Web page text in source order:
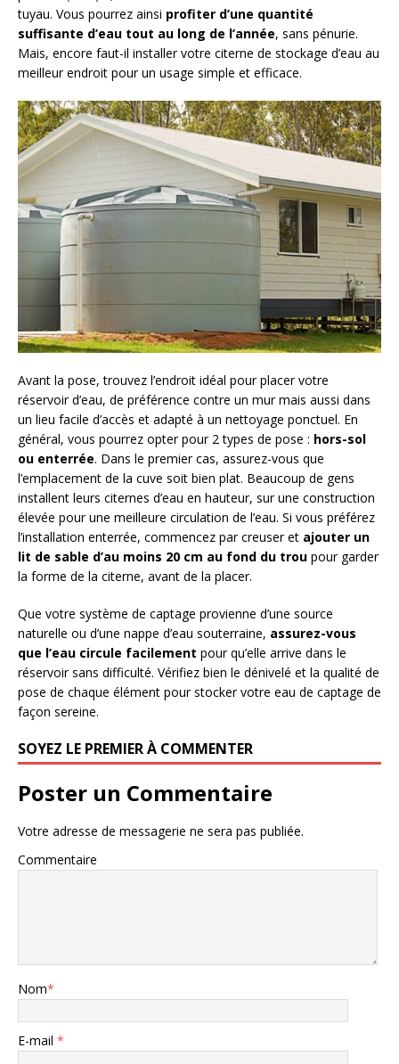
tuyau. Vous pourrez ainsi profiter d’une quantité
suffisante d’eau tout au long de l’année, sans pénurie.
Mais, encore faut-il installer votre citerne de stockage d’eau au
meilleur endroit pour un usage simple et efficace.
Avant la pose, trouvez l’endroit idéal pour placer votre
réservoir d’eau, de préférence contre un mur mais aussi dans
un lieu facile d’accès et adapté à un nettoyage ponctuel. En
général, vous pourrez opter pour 2 types de pose : hors-sol
ou enterrée. Dans le premier cas, assurez-vous que
l’emplacement de la cuve soit bien plat. Beaucoup de gens
installent leurs citernes d’eau en hauteur, sur une construction
élevée pour une meilleure circulation de l’eau. Si vous préférez
l’installation enterrée, commencez par creuser et ajouter un
lit de sable d’au moins 20 cm au fond du trou pour garder
la forme de la citerne, avant de la placer.
Que votre système de captage provienne d’une source
naturelle ou d’une nappe d’eau souterraine, assurez-vous
que l’eau circule facilement pour qu’elle arrive dans le
réservoir sans difficulté. Vérifiez bien le dénivelé et la qualité de
pose de chaque élément pour stocker votre eau de captage de
façon sereine.
SOYEZ LE PREMIER À COMMENTER
Poster un Commentaire
Votre adresse de messagerie ne sera pas publiée.
Commentaire
Nom*
E-mail *